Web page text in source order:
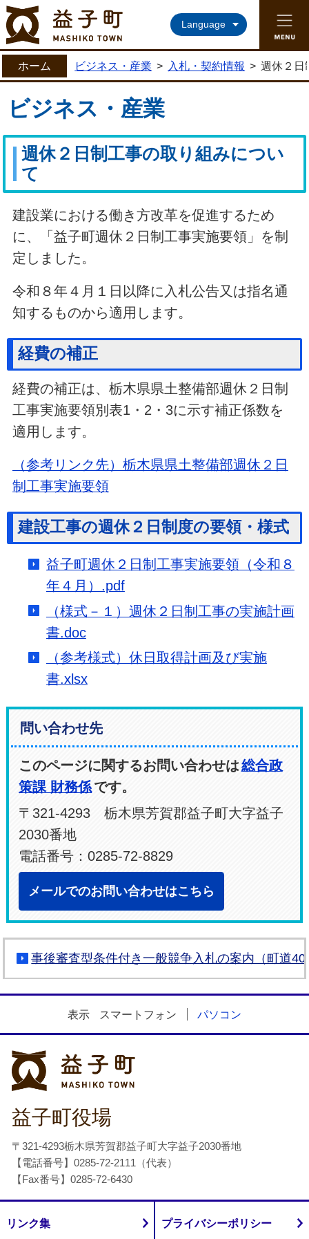
益子町ホームページ
Language
ホーム ビジネス・産業 > 入札・契約情報 > 週休２日
ビジネス・産業
週休２日制工事の取り組みについ
て
建設業における働き方改革を促進するため
に、「益子町週休２日制工事実施要領」を制
定しました。
令和８年４月１日以降に入札公告又は指名通
知するものから適用します。
経費の補正
経費の補正は、栃木県県土整備部週休２日制
工事実施要領別表1・2・3に示す補正係数を
適用します。
（参考リンク先）栃木県県土整備部週休２日
制工事実施要領
建設工事の週休２日制度の要領・様式
益子町週休２日制工事実施要領（令和８
年４月）.pdf
（様式－１）週休２日制工事の実施計画
書.doc
（参考様式）休日取得計画及び実施
書.xlsx
問い合わせ先
このページに関するお問い合わせは総合政
策課 財務係です。
〒321-4293 栃木県芳賀郡益子町大字益子
2030番地
電話番号：0285-72-8829
メールでのお問い合わせはこちら
事後審査型条件付き一般競争入札の案内（町道
表示 スマートフォン パソコン
益子町役場
〒321-4293栃木県芳賀郡益子町大字益子2030番地
【電話番号】0285-72-2111（代表）
【Fax番号】0285-72-6430
リンク集 プライバシーポリシー